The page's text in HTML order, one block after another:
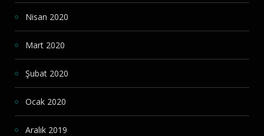
Nisan 2020
Mart 2020
Şubat 2020
Ocak 2020
Aralık 2019